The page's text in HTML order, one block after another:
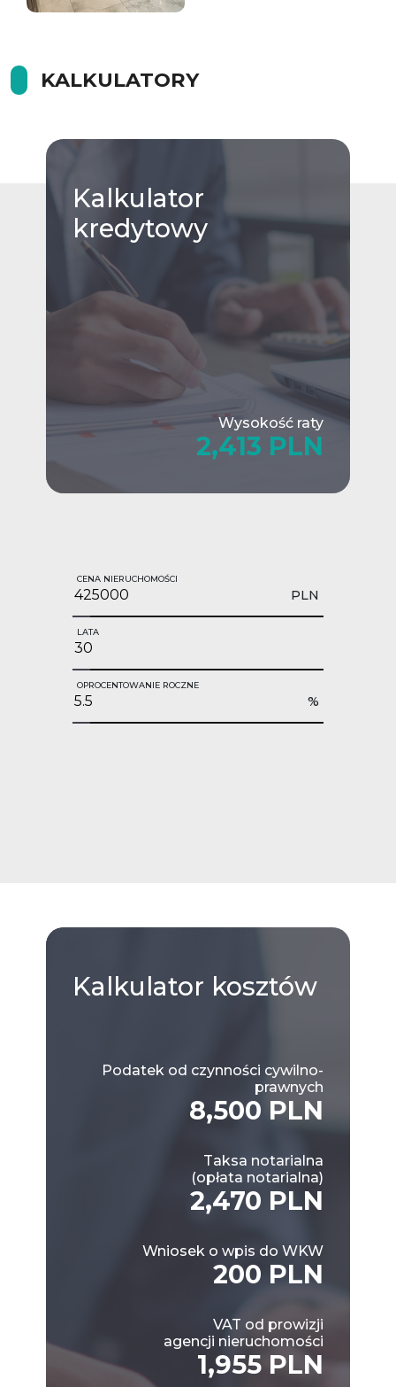
KALKULATORY
Kalkulator
kredytowy
Wysokość raty
2,413 PLN
CENA NIERUCHOMOŚCI
PLN
LATA
OPROCENTOWANIE ROCZNE
%
Kalkulator kosztów
Podatek od czynności cywilno-
prawnych
8,500 PLN
Taksa notarialna
(opłata notarialna)
2,470 PLN
Wniosek o wpis do WKW
200 PLN
VAT od prowizji
agencji nieruchomości
1,955 PLN